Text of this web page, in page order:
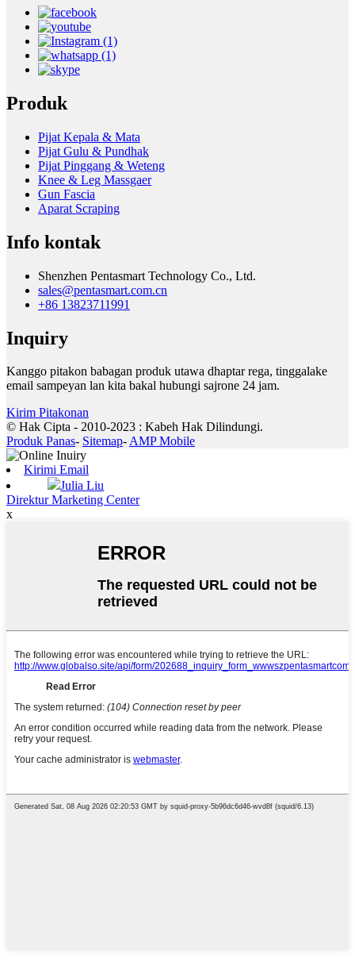
Produk
Pijat Kepala & Mata
Pijat Gulu & Pundhak
Pijat Pinggang & Weteng
Knee & Leg Massgaer
Gun Fascia
Aparat Scraping
Info kontak
Shenzhen Pentasmart Technology Co., Ltd.
sales@pentasmart.com.cn
+86 13823711991
Inquiry
Kanggo pitakon babagan produk utawa dhaptar rega, tinggalake
email sampeyan lan kita bakal hubungi sajrone 24 jam.
Kirim Pitakonan
© Hak Cipta - 2010-2023 : Kabeh Hak Dilindungi.
Produk Panas- Sitemap-AMP Mobile
Kirimi Email
Julia Liu
Direktur Marketing Center
x